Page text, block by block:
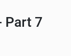
Part 7